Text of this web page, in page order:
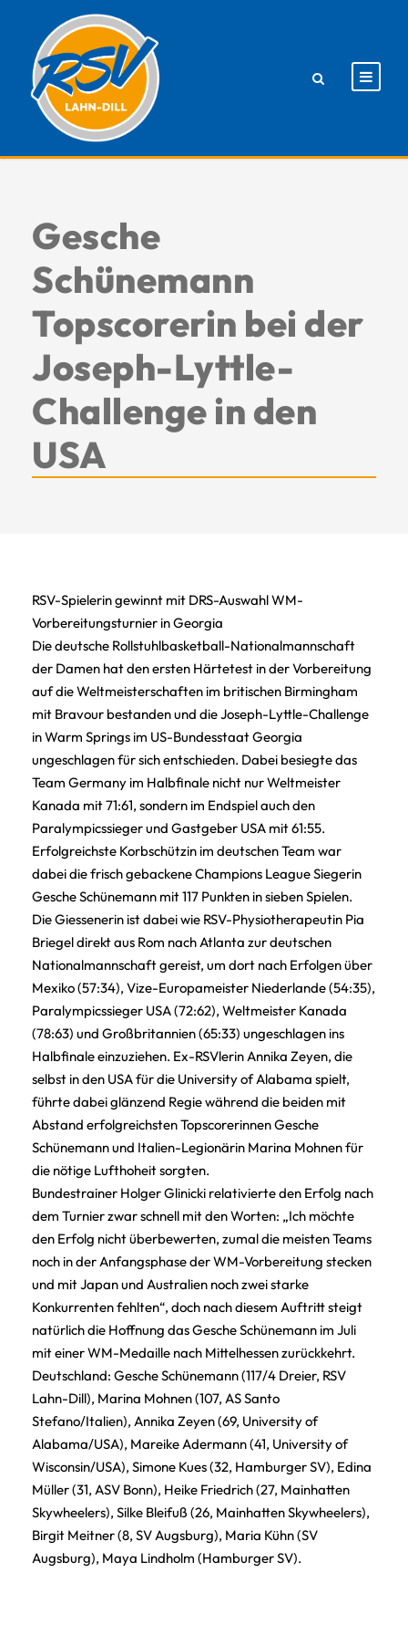
Gesche
Schünemann
Topscorerin bei der
Joseph-Lyttle-
Challenge in den
USA
RSV-Spielerin gewinnt mit DRS-Auswahl WM-
Vorbereitungsturnier in Georgia
Die deutsche Rollstuhlbasketball-Nationalmannschaft
der Damen hat den ersten Härtetest in der Vorbereitung
auf die Weltmeisterschaften im britischen Birmingham
mit Bravour bestanden und die Joseph-Lyttle-Challenge
in Warm Springs im US-Bundesstaat Georgia
ungeschlagen für sich entschieden. Dabei besiegte das
Team Germany im Halbfinale nicht nur Weltmeister
Kanada mit 71:61, sondern im Endspiel auch den
Paralympicssieger und Gastgeber USA mit 61:55.
Erfolgreichste Korbschützin im deutschen Team war
dabei die frisch gebackene Champions League Siegerin
Gesche Schünemann mit 117 Punkten in sieben Spielen.
Die Giessenerin ist dabei wie RSV-Physiotherapeutin Pia
Briegel direkt aus Rom nach Atlanta zur deutschen
Nationalmannschaft gereist, um dort nach Erfolgen über
Mexiko (57:34), Vize-Europameister Niederlande (54:35),
Paralympicssieger USA (72:62), Weltmeister Kanada
(78:63) und Großbritannien (65:33) ungeschlagen ins
Halbfinale einzuziehen. Ex-RSVlerin Annika Zeyen, die
selbst in den USA für die University of Alabama spielt,
führte dabei glänzend Regie während die beiden mit
Abstand erfolgreichsten Topscorerinnen Gesche
Schünemann und Italien-Legionärin Marina Mohnen für
die nötige Lufthoheit sorgten.
Bundestrainer Holger Glinicki relativierte den Erfolg nach
dem Turnier zwar schnell mit den Worten: „Ich möchte
den Erfolg nicht überbewerten, zumal die meisten Teams
noch in der Anfangsphase der WM-Vorbereitung stecken
und mit Japan und Australien noch zwei starke
Konkurrenten fehlten“, doch nach diesem Auftritt steigt
natürlich die Hoffnung das Gesche Schünemann im Juli
mit einer WM-Medaille nach Mittelhessen zurückkehrt.
Deutschland: Gesche Schünemann (117/4 Dreier, RSV
Lahn-Dill), Marina Mohnen (107, AS Santo
Stefano/Italien), Annika Zeyen (69, University of
Alabama/USA), Mareike Adermann (41, University of
Wisconsin/USA), Simone Kues (32, Hamburger SV), Edina
Müller (31, ASV Bonn), Heike Friedrich (27, Mainhatten
Skywheelers), Silke Bleifuß (26, Mainhatten Skywheelers),
Birgit Meitner (8, SV Augsburg), Maria Kühn (SV
Augsburg), Maya Lindholm (Hamburger SV).